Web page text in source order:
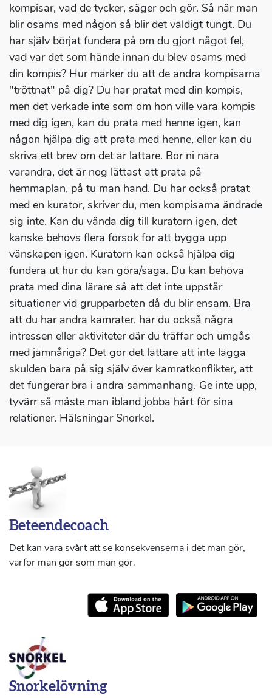
kompisar, vad de tycker, säger och gör. Så när man
blir osams med någon så blir det väldigt tungt. Du
har själv börjat fundera på om du gjort något fel,
vad var det som hände innan du blev osams med
din kompis? Hur märker du att de andra kompisarna
"tröttnat" på dig? Du har pratat med din kompis,
men det verkade inte som om hon ville vara kompis
med dig igen, kan du prata med henne igen, kan
någon hjälpa dig att prata med henne, eller kan du
skriva ett brev om det är lättare. Bor ni nära
varandra, det är nog lättast att prata på
hemmaplan, på tu man hand. Du har också pratat
med en kurator, skriver du, men kompisarna ändrade
sig inte. Kan du vända dig till kuratorn igen, det
kanske behövs flera försök för att bygga upp
vänskapen igen. Kuratorn kan också hjälpa dig
fundera ut hur du kan göra/säga. Du kan behöva
prata med dina lärare så att det inte uppstår
situationer vid grupparbeten då du blir ensam. Bra
att du har andra kamrater, har du också några
intressen eller aktiviteter där du träffar och umgås
med jämnåriga? Det gör det lättare att inte lägga
skulden bara på sig själv över kamratkonflikter, att
det fungerar bra i andra sammanhang. Ge inte upp,
tyvärr så måste man ibland jobba hårt för sina
relationer. Hälsningar Snorkel.
Beteendecoach
Det kan vara svårt att se konsekvenserna i det man gör,
varför man gör som man gör.
Snorkelövning